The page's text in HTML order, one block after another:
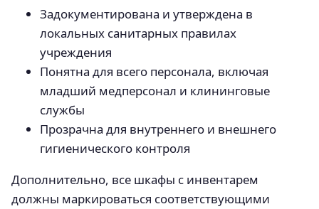
Задокументирована и утверждена в
локальных санитарных правилах
учреждения
Понятна для всего персонала, включая
младший медперсонал и клининговые
службы
Прозрачна для внутреннего и внешнего
гигиенического контроля
Дополнительно, все шкафы с инвентарем
должны маркироваться соответствующими